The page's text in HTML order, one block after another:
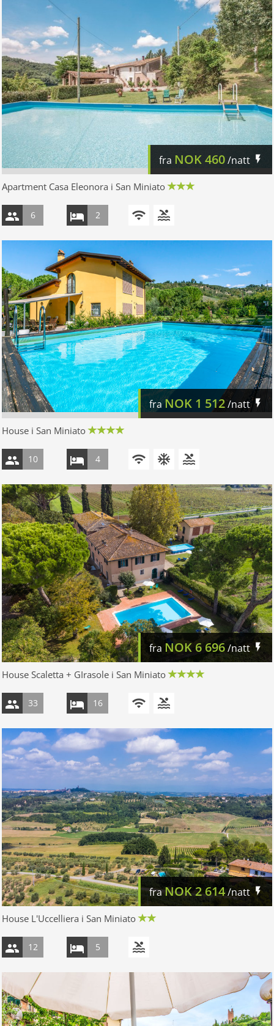
fra NOK460/natt
Apartment Casa Eleonora i San Miniato
6 2
fraNOK 1 512/natt
House i San Miniato
10 4
fra NOK 6 696/natt
House Scaletta + GIrasole i San Miniato
33 16
fraNOK2 614/natt
House L'Uccelliera i San Miniato
12 5